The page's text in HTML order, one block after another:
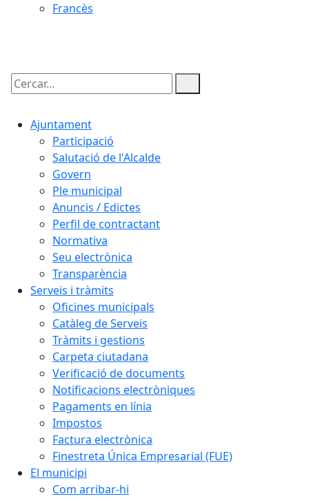
Francès
Cercar:
Ajuntament
Participació
Salutació de l'Alcalde
Govern
Ple municipal
Anuncis / Edictes
Perfil de contractant
Normativa
Seu electrònica
Transparència
Serveis i tràmits
Oficines municipals
Catàleg de Serveis
Tràmits i gestions
Carpeta ciutadana
Verificació de documents
Notificacions electròniques
Pagaments en línia
Impostos
Factura electrònica
Finestreta Única Empresarial (FUE)
El municipi
Com arribar-hi